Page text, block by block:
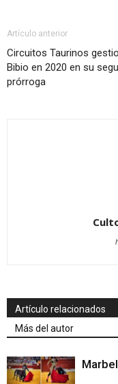
Artículo anterior
Circuitos Taurinos
Bibio en 2020 en su
prórroga
Artículo relacionados
Más del autor